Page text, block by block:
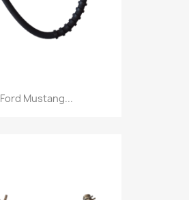
Ford Mustang...